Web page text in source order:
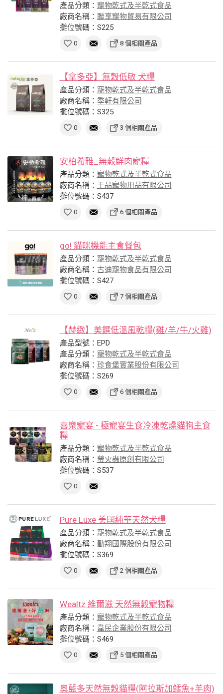
產品分類： 寵物乾式及半乾式食品
廠商名稱： 聯享寵物貿易有限公司
攤位號碼：S225
0 8 個相關產品
【拿多亞】無穀低敏 犬糧
產品分類： 寵物乾式及半乾式食品
廠商名稱： 季軒有限公司
攤位號碼：S325
0 3 個相關產品
安柏希雅_無穀鮮肉寵糧
產品分類： 寵物乾式及半乾式食品
廠商名稱： 王品寵物用品有限公司
攤位號碼：S437
0 6 個相關產品
go! 貓咪機能主食餐包
產品分類： 寵物乾式及半乾式食品
廠商名稱： 古迪寵物食品有限公司
攤位號碼：S427
0 7 個相關產品
【赫緻】美饌低溫風乾糧(雞/羊/牛/火雞)
產品型號：EPD
產品分類： 寵物乾式及半乾式食品
廠商名稱： 珍食堡實業股份有限公司
攤位號碼：S269
0 6 個相關產品
喜樂寵宴 - 極寵宴生食冷凍乾燥貓狗主食
糧
產品分類： 寵物乾式及半乾式食品
廠商名稱： 螢火蟲原創有限公司
攤位號碼：S537
0
Pure Luxe 美國純華天然犬糧
產品分類： 寵物乾式及半乾式食品
廠商名稱： 勤翔國際股份有限公司
攤位號碼：S369
0 2 個相關產品
Wealtz 維爾滋 天然無穀寵物糧
產品分類： 寵物乾式及半乾式食品
廠商名稱： 韋民企業股份有限公司
攤位號碼：S469
0 5 個相關產品
奧藍多天然無穀貓糧(阿拉斯加鱈魚+羊肉)